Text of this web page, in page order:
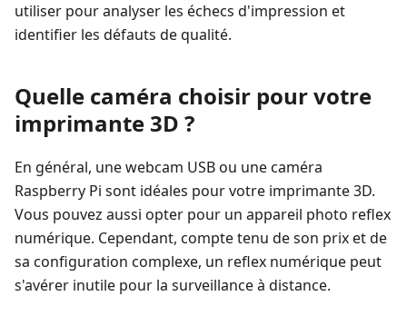
utiliser pour analyser les échecs d'impression et
identifier les défauts de qualité.
Quelle caméra choisir pour votre
imprimante 3D ?
En général, une webcam USB ou une caméra
Raspberry Pi sont idéales pour votre imprimante 3D.
Vous pouvez aussi opter pour un appareil photo reflex
numérique. Cependant, compte tenu de son prix et de
sa configuration complexe, un reflex numérique peut
s'avérer inutile pour la surveillance à distance.